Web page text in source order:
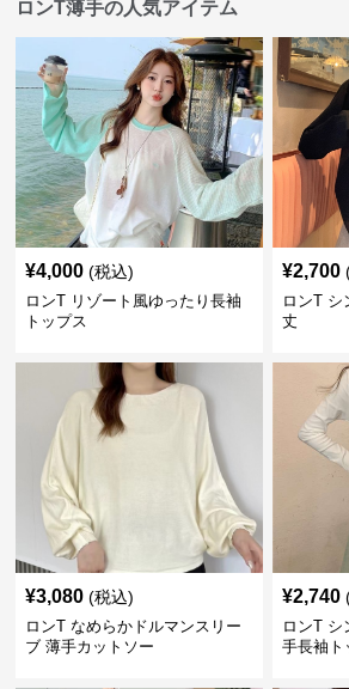
ロンT薄手の人気アイテム
¥4,000 (税込)
ロンT リゾート風ゆったり長袖
トップス
¥2,700
ロンT シ
丈
¥3,080 (税込)
ロンT なめらかドルマンスリー
ブ 薄手カットソー
¥2,740
ロンT シ
手長袖ト